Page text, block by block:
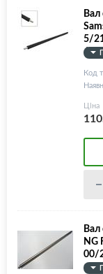
Вал
5/
9/
10/
0/
Код
Ціна
Вал
NG
00/